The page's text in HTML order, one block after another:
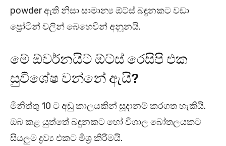
powder ඇති නිසා සාමාන්‍ය ඕට්ස් බඳුනකට වඩා
ප්‍රෝටීන් වලින් බෙහෙවින් අනූනයි.
මේ ඕවර්නයිට් ඕට්ස් රෙසිපි එක
සුවිශේෂ වන්නේ ඇයි?
මිනිත්තු 10 ට අඩු කාලයකින් සූදානම් කරගත හැකියි.
ඔබ කළ යුත්තේ බඳුනකට හෝ විශාල බෝතලයකට
සියලුම ද්‍රව්‍ය එකට මිශ්‍ර කිරීමයි.